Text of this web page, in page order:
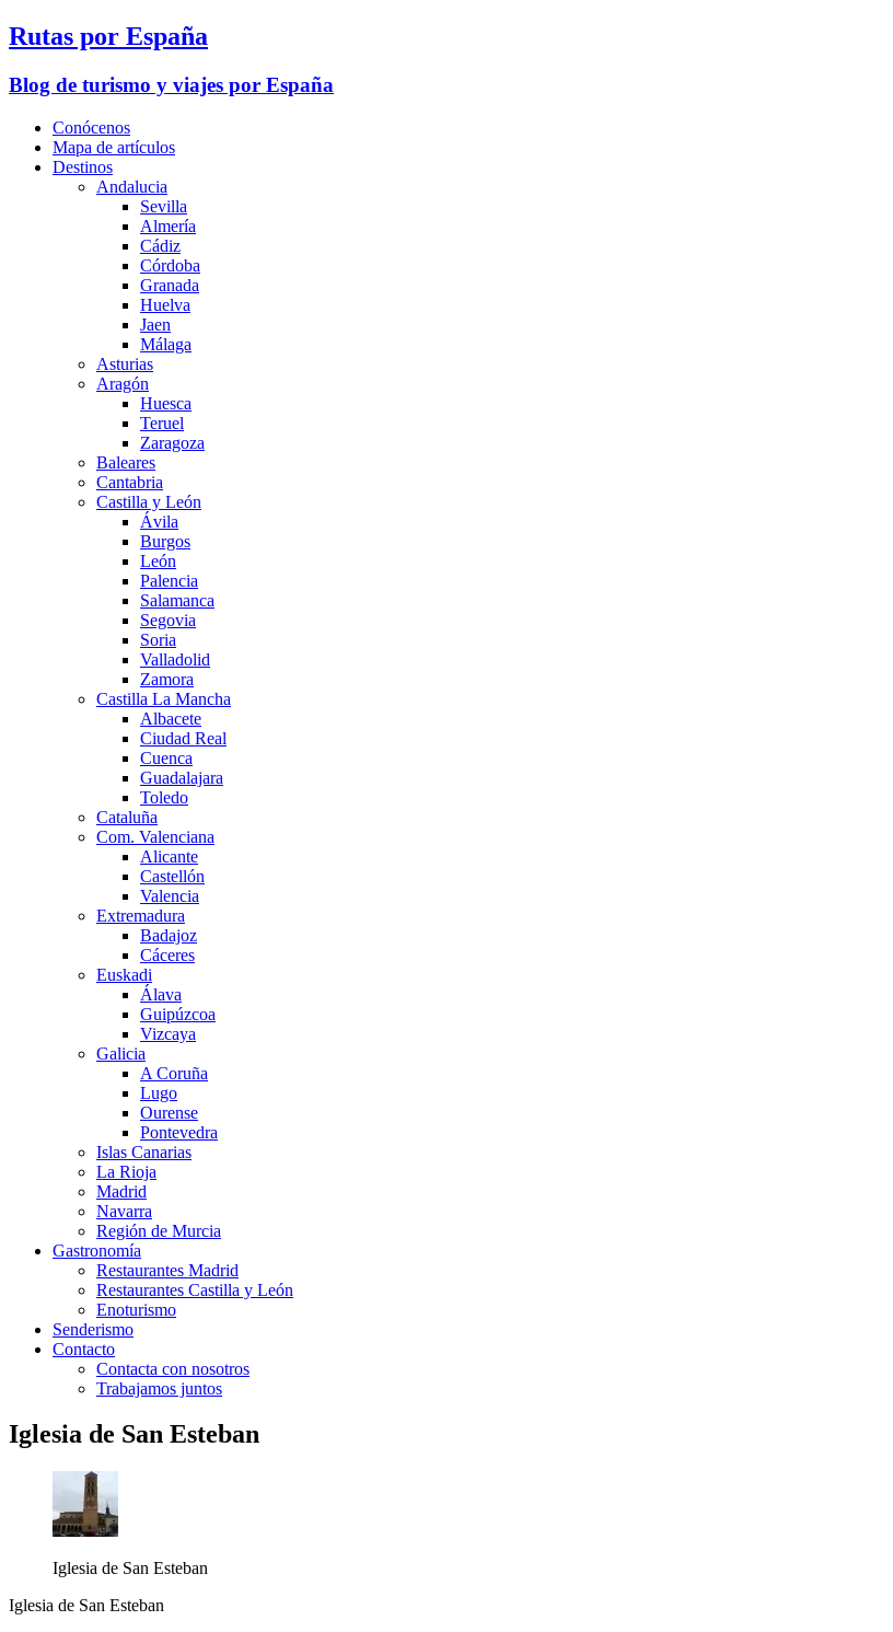
Rutas por España
Blog de turismo y viajes por España
Conócenos
Mapa de artículos
Destinos
Andalucia
Sevilla
Almería
Cádiz
Córdoba
Granada
Huelva
Jaen
Málaga
Asturias
Aragón
Huesca
Teruel
Zaragoza
Baleares
Cantabria
Castilla y León
Ávila
Burgos
León
Palencia
Salamanca
Segovia
Soria
Valladolid
Zamora
Castilla La Mancha
Albacete
Ciudad Real
Cuenca
Guadalajara
Toledo
Cataluña
Com. Valenciana
Alicante
Castellón
Valencia
Extremadura
Badajoz
Cáceres
Euskadi
Álava
Guipúzcoa
Vizcaya
Galicia
A Coruña
Lugo
Ourense
Pontevedra
Islas Canarias
La Rioja
Madrid
Navarra
Región de Murcia
Gastronomía
Restaurantes Madrid
Restaurantes Castilla y León
Enoturismo
Senderismo
Contacto
Contacta con nosotros
Trabajamos juntos
Iglesia de San Esteban
Iglesia de San Esteban
Iglesia de San Esteban